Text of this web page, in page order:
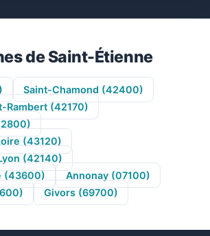
de Saint-Étienne
Saint-Chamond (42400)
Rambert (42170)
(43120)
(42140)
(43600)
Annonay (07100)
Givors (69700)